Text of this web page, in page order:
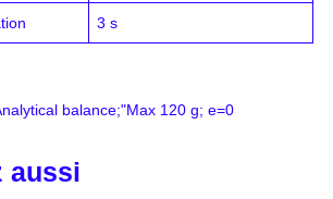
3 s
balance;"Max 120 g; e=0
aussi